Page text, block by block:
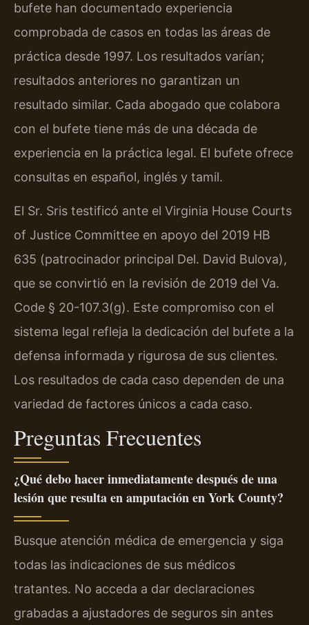
bufete han documentado experiencia
comprobada de casos en todas las áreas de
práctica desde 1997. Los resultados varían;
resultados anteriores no garantizan un
resultado similar. Cada abogado que colabora
con el bufete tiene más de una década de
experiencia en la práctica legal. El bufete ofrece
consultas en español, inglés y tamil.
El Sr. Sris testificó ante el Virginia House Courts
of Justice Committee en apoyo del 2019 HB
635 (patrocinador principal Del. David Bulova),
que se convirtió en la revisión de 2019 del Va.
Code § 20-107.3(g). Este compromiso con el
sistema legal refleja la dedicación del bufete a la
defensa informada y rigurosa de sus clientes.
Los resultados de cada caso dependen de una
variedad de factores únicos a cada caso.
Preguntas Frecuentes
¿Qué debo hacer inmediatamente después de una
lesión que resulta en amputación en York County?
Busque atención médica de emergencia y siga
todas las indicaciones de sus médicos
tratantes. No acceda a dar declaraciones
grabadas a ajustadores de seguros sin antes